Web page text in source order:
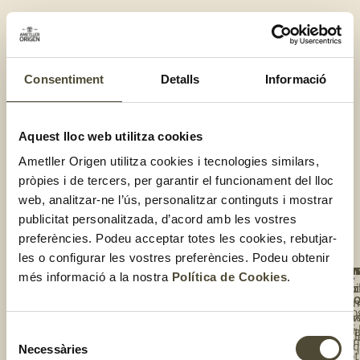
Consentiment Detalls Informació
Aquest lloc web utilitza cookies
Ametller Origen utilitza cookies i tecnologies similars,
pròpies i de tercers, per garantir el funcionament del lloc
web, analitzar-ne l’ús, personalitzar continguts i mostrar
publicitat personalitzada, d’acord amb les vostres
preferències. Podeu acceptar totes les cookies, rebutjar-
les o configurar les vostres preferències. Podeu obtenir
més informació a la nostra Política de Cookies.
Necessàries
BOTIGA ONLINE
Etiqueta:guisantes
El gust és nostre
Qui
te a
de